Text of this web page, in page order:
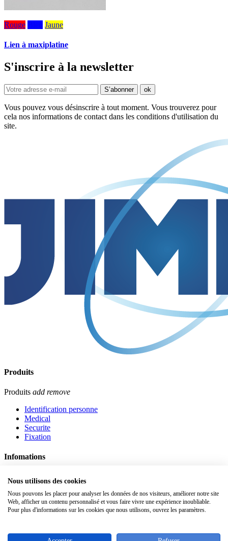
Rouge Jaune
Lien à maxiplatine
S'inscrire à la newsletter
Vous pouvez vous désinscrire à tout moment. Vous trouverez pour
cela nos informations de contact dans les conditions d'utilisation du
site.
Produits
Produits add remove
Identification personne
Medical
Securite
Fixation
Infomations
Infomations add
remove
Mentions légales
CGV
Qui sommes nous ?
Nous utilisons des cookies
Nous pouvons les placer pour analyser les données de nos visiteurs, améliorer notre site
Web, afficher un contenu personnalisé et vous faire vivre une expérience inoubliable.
Pour plus d'informations sur les cookies que nous utilisons, ouvrez les paramètres.